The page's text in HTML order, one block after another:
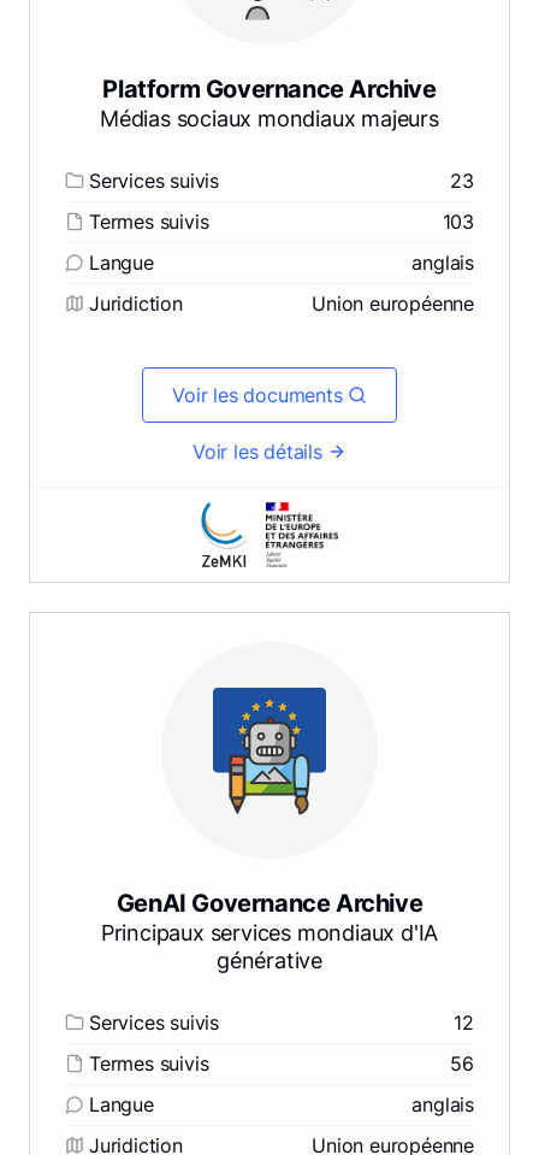
Platform Governance Archive
Médias sociaux mondiaux majeurs
Services suivis
23
Termes suivis
103
Langue
anglais
Juridiction
Union européenne
Voir les documents
Voir les détails
GenAI Governance Archive
Principaux services mondiaux d'IA
générative
Services suivis
12
Termes suivis
56
Langue
anglais
Juridiction
Union européenne